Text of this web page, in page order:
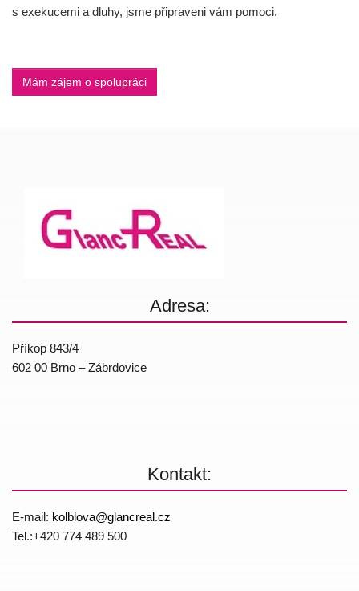
s exekucemi a dluhy, jsme připraveni vám pomoci.
Mám zájem o spolupráci
Adresa:
Příkop 843/4
602 00 Brno – Zábrdovice
Kontakt:
E-mail: kolblova@glancreal.cz
Tel.:+420 774 4­89 500